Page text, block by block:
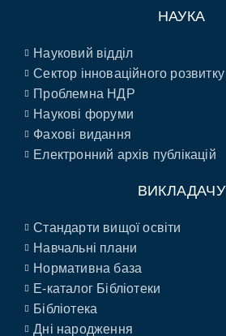
НАУКА
Науковий відділ
Сектор інноваційного розвитку
Проблемна НДР
Наукові форуми
Фахові видання
Електронний архів публікацій
ВИКЛАДАЧУ
Стандарти вищої освіти
Навчальні плани
Нормативна база
E-каталог Бібліотеки
Бібліотека
Дні народження